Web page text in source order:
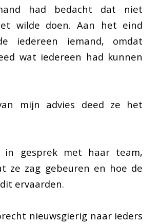
had bedacht dat niet
wilde doen. Aan het eind
iedereen iemand, omdat
wat iedereen had kunnen
mijn advies deed ze het
gesprek met haar team,
ze zag gebeuren en hoe de
ervaarden.
nieuwsgierig naar ieders